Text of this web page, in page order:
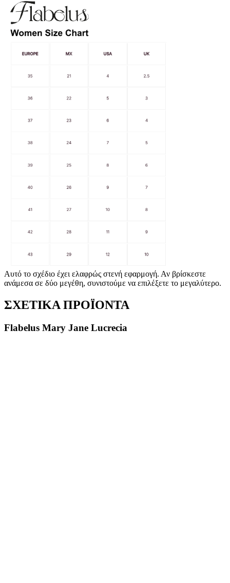
Αυτό το σχέδιο έχει ελαφρώς στενή εφαρμογή. Αν βρίσκεστε
ανάμεσα σε δύο μεγέθη, συνιστούμε να επιλέξετε το μεγαλύτερο.
ΣΧΕΤΙΚΑ ΠΡΟΪΟΝΤΑ
Flabelus Mary Jane Lucrecia